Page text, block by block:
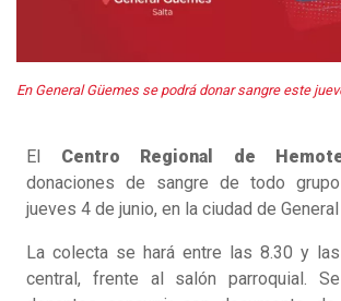
En General Güemes se podrá donar sangre este
El Centro Regional de
donaciones de sangre de todo
jueves 4 de junio, en la ciudad de
La colecta se hará entre las 8.30 y
central, frente al salón parroquial.